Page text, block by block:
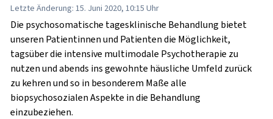
Letzte Änderung: 15. Juni 2020, 10:15 Uhr
Die psychosomatische tagesklinische Behandlung bietet
unseren Patientinnen und Patienten die Möglichkeit,
tagsüber die intensive multimodale Psychotherapie zu
nutzen und abends ins gewohnte häusliche Umfeld zurück
zu kehren und so in besonderem Maße alle
biopsychosozialen Aspekte in die Behandlung
einzubeziehen.